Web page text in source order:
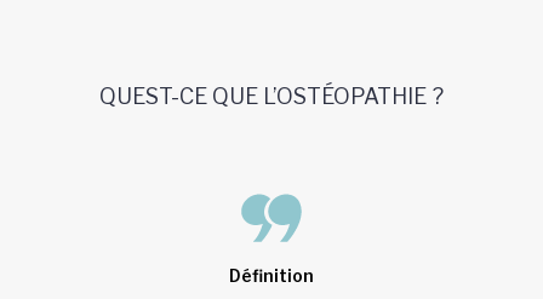
QUEST-CE QUE L’OSTÉOPATHIE ?
Définition